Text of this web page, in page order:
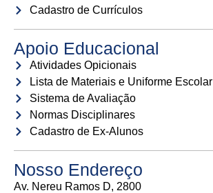
Cadastro de Currículos
Apoio Educacional
Atividades Opicionais
Lista de Materiais e Uniforme Escolar
Sistema de Avaliação
Normas Disciplinares
Cadastro de Ex-Alunos
Nosso Endereço
Av. Nereu Ramos D, 2800